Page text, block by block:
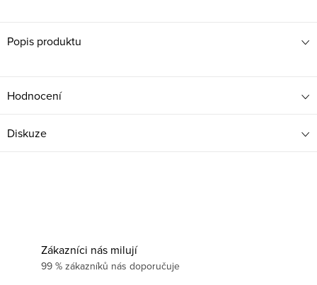
Popis produktu
Hodnocení
Diskuze
Zákazníci nás milují
99 % zákazníků nás doporučuje